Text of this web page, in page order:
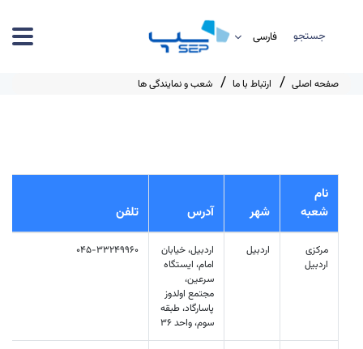
جستجو
صفحه اصلی ارتباط با ما شعب و نمایندگی ها
نام
شعبه
شهر آدرس تلفن
مرکزی
اردبیل
اردبیل
اردبیل، خیابان
امام، ایستگاه
سرعین،
مجتمع اولدوز
پاسارگاد، طبقه
سوم، واحد 36
045-33249960